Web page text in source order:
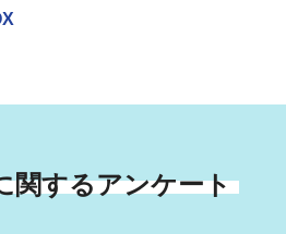
関するアンケート